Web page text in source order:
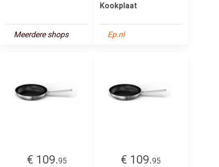
Meerdere shops
Kookplaat
Ep.nl
€ 109.95
€ 109.95